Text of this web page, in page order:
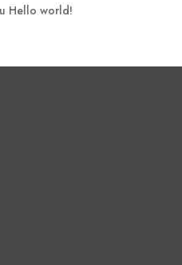
Hello world!